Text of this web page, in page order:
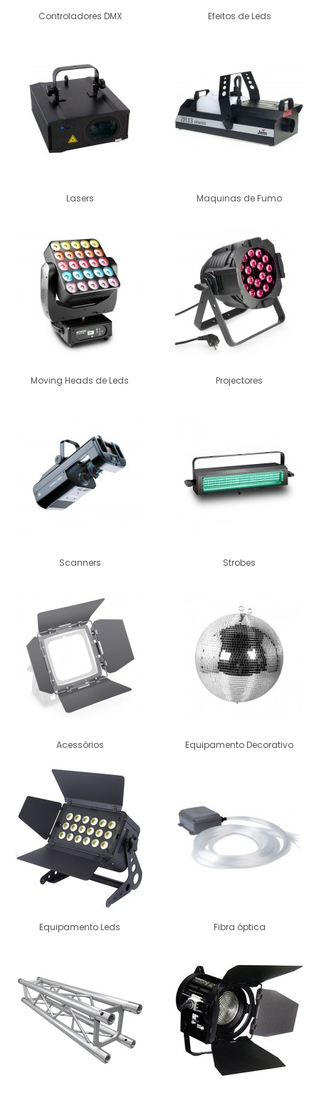
Controladores DMX Efeitos de Leds
Lasers Maquinas de Fumo
Moving Heads de Leds Projectores
Scanners Strobes
Acessórios Equipamento Decorativo
Equipamento Leds Fibra óptica